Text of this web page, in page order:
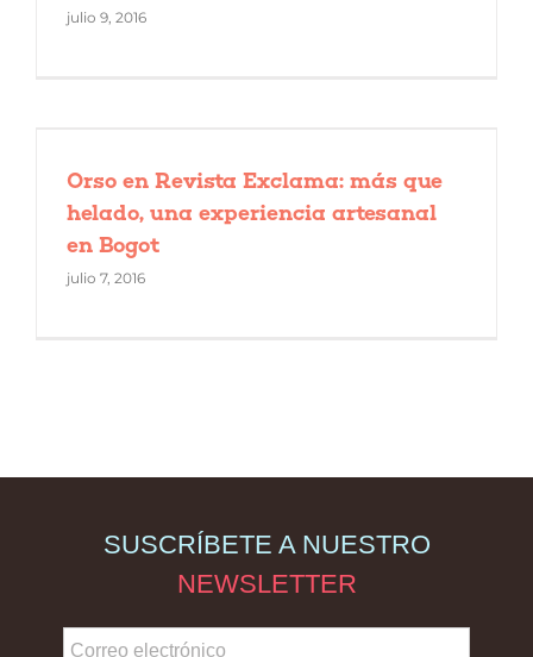
julio 9, 2016
Orso en Revista Exclama: más que
helado, una experiencia artesanal
en Bogot
julio 7, 2016
SUSCRÍBETE A NUESTRO
NEWSLETTER